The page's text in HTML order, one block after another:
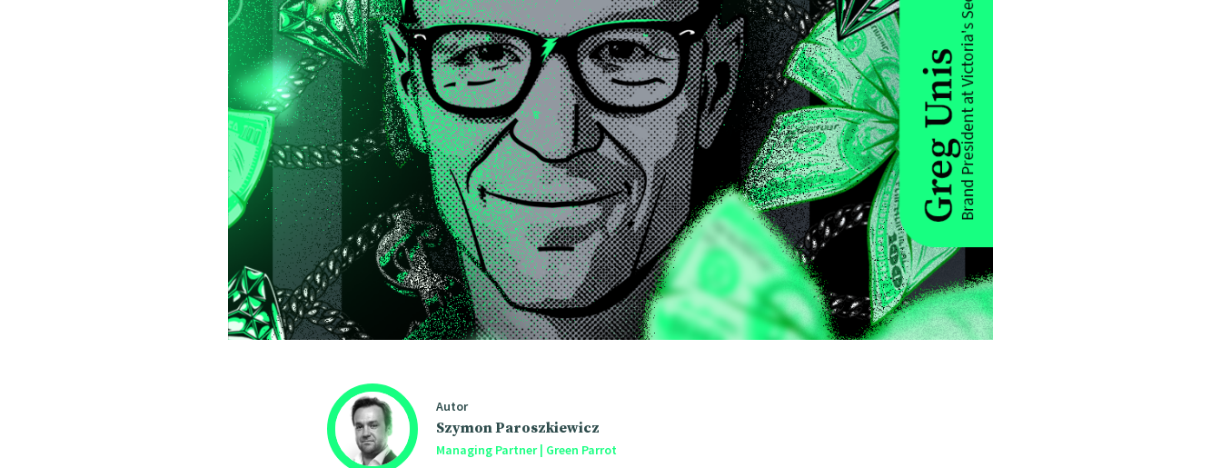
Autor
Szymon Paroszkiewicz
Managing Partner | Green Parrot